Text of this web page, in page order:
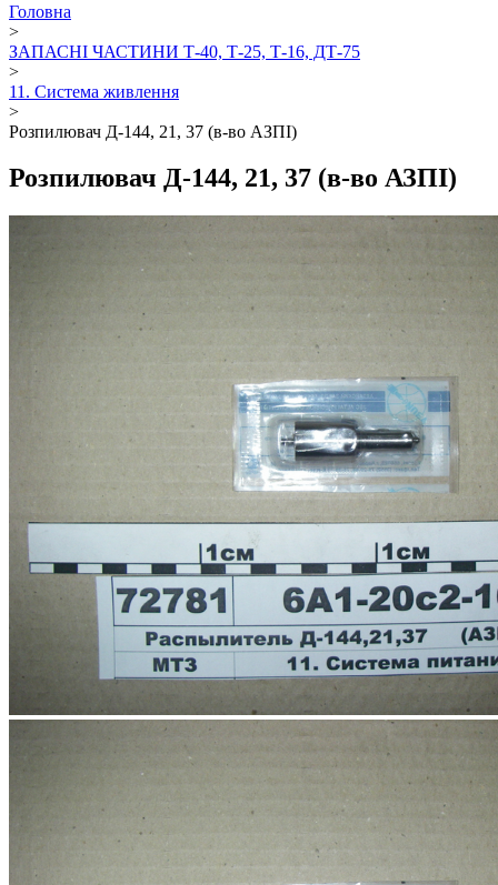
Головна
>
ЗАПАСНІ ЧАСТИНИ Т-40, Т-25, Т-16, ДТ-75
>
11. Система живлення
>
Розпилювач Д-144, 21, 37 (в-во АЗПІ)
Розпилювач Д-144, 21, 37 (в-во АЗПІ)